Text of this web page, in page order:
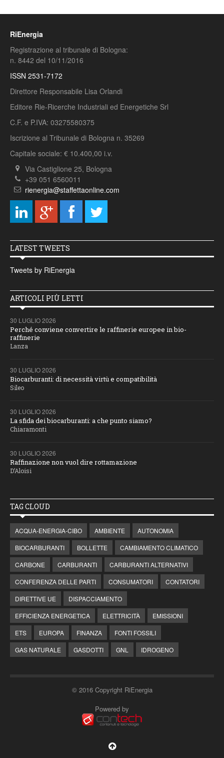
RiEnergia
Registrazione al tribunale di Bologna:
n. 8442 del 10/11/2016
ISSN 2531-7172
Direttore Responsabile Lisa Orlandi
Editore Rie-Ricerche Industriali ed Energetiche Srl
C.F. e P.IVA: 03275580375
Iscrizione al Tribunale di Bologna n. 35269
Capitale sociale: € 10.400,00 i.v.
Via Castiglione 25, Bologna
+39 051 6560011
rienergia@staffettaonline.com
LATEST TWEETS
Tweets by RiEnergia
ARTICOLI PIÙ LETTI
30 LUGLIO 2026
Perché conviene convertire le raffinerie europee in bio-
raffinerie
Lanza
30 LUGLIO 2026
Biocarburanti: di necessità virtù e compatibilità
Sileo
30 LUGLIO 2026
La sfida dei biocarburanti: a che punto siamo?
Chiaramonti
30 LUGLIO 2026
Raffinazione non vuol dire rottamazione
D’Aloisi
TAG CLOUD
ACQUA-ENERGIA-CIBO AMBIENTE
AUTONOMIA
BIOCARBURANTI
BOLLETTE
CAMBIAMENTO CLIMATICO
CARBONE
CARBURANTI
CARBURANTI ALTERNATIVI
CONFERENZA DELLE PARTI
CONSUMATORI
CONTATORI
DIRETTIVE UE
DISPACCIAMENTO
EFFICIENZA ENERGETICA
ELETTRICITÀ
EMISSIONI
ETS
EUROPA FINANZA
FONTI FOSSILI
GAS NATURALE
GASDOTTI GNL IDROGENO
© 2016 Copyright RiEnergia
Powered by